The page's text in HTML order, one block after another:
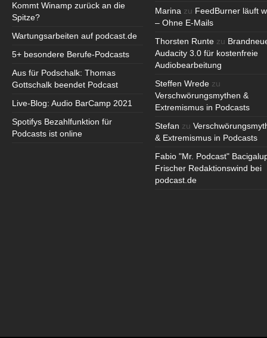
Kommt Winamp zurück an die
Spitze?
Wartungsarbeiten auf podcast.de
5+ besondere Berufe-Podcasts
Aus für Podschalk: Thomas
Gottschalk beendet Podcast
Live-Blog: Audio BarCamp 2021
Spotifys Bezahlfunktion für
Podcasts ist online
Marina zu FeedBurner läuft
– Ohne E-Mails
Thorsten Runte zu
Audacity 3.0 für kostenfreie
Audiobearbeitung
Steffen Wrede zu
Verschwörungsmythen &
Extremismus in Podcasts
Stefan zu
& Extremismus in Podcasts
Fabio "Mr. Podcast"
Frischer Redaktionswind bei
podcast.de